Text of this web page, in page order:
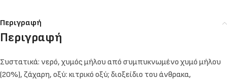
Περιγραφή
Περιγραφή
Συστατικά: νερό, χυμός μήλου από συμπυκνωμένο χυμό μήλου
(20%), ζάχαρη, οξύ: κιτρικό οξύ; διοξείδιο του άνθρακα,